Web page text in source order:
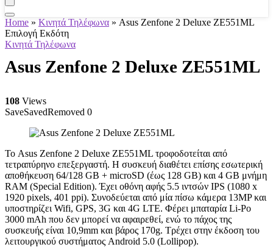
Home » Κινητά Τηλέφωνα » Asus Zenfone 2 Deluxe ZE551ML
Επιλογή Εκδότη
Κινητά Τηλέφωνα
Asus Zenfone 2 Deluxe ZE551ML
108 Views
SaveSavedRemoved 0
Το Asus Zenfone 2 Deluxe ZE551ML τροφοδοτείται από
τετραπύρηνο επεξεργαστή. Η συσκευή διαθέτει επίσης εσωτερική
αποθήκευση 64/128 GB + microSD (έως 128 GB) και 4 GB μνήμη
RAM (Special Edition). Έχει οθόνη αφής 5.5 ιντσών IPS (1080 x
1920 pixels, 401 ppi). Συνοδεύεται από μία πίσω κάμερα 13MP και
υποστηρίζει Wifi, GPS, 3G και 4G LTE. Φέρει μπαταρία Li-Po
3000 mAh που δεν μπορεί να αφαιρεθεί, ενώ το πάχος της
συσκευής είναι 10,9mm και βάρος 170g. Τρέχει στην έκδοση του
λειτουργικού συστήματος Android 5.0 (Lollipop).